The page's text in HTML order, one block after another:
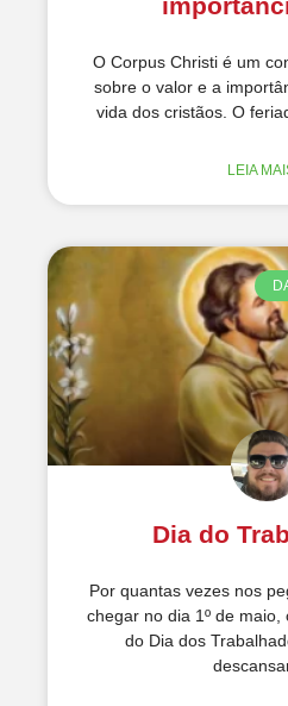
O Corpus Christi é um
sobre o valor e a
vida dos cristãos. O
LEIA
Dia do
Por quantas vezes nos
chegar no dia 1º de
do Dia dos